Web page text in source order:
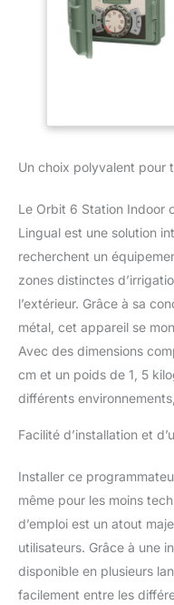
Un choix polyvalent pour
Le Orbit 6 Station Indoor
Lingual est une solution
recherchent un
zones distinctes
l’extérieur. Grâce à sa
métal, cet appareil se
Avec des dimensions
cm et un poids de 1, 5
différents
Facilité d’installation et
Installer ce
même pour les moins
d’emploi est un atout
utilisateurs. Grâce à une
disponible en plusieurs
facilement entre les